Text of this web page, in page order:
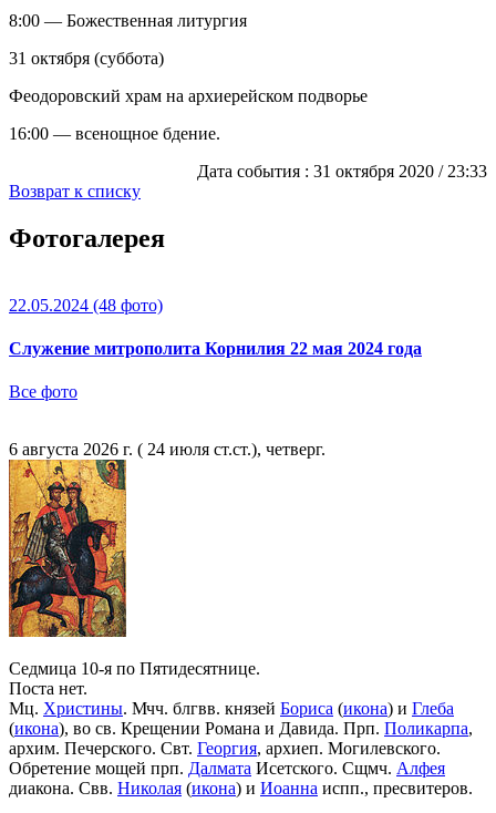
8:00 — Божественная литургия
31 октября (суббота)
Феодоровский храм на архиерейском подворье
16:00 — всенощное бдение.
Дата события : 31 октября 2020 / 23:33
Возврат к списку
Фотогалерея
22.05.2024 (48 фото)
Служение митрополита Корнилия 22 мая 2024 года
Все фото
6 августа 2026 г. ( 24 июля ст.ст.), четверг.
Седмица 10-я по Пятидесятнице.
Поста нет.
Мц. Христины. Мчч. блгвв. князей Бориса (икона) и Глеба
(икона), во св. Крещении Романа и Давида. Прп. Поликарпа,
архим. Печерского. Свт. Георгия, архиеп. Могилевского.
Обретение мощей прп. Далмата Исетского. Сщмч. Алфея
диакона. Свв. Николая (икона) и Иоанна испп., пресвитеров.